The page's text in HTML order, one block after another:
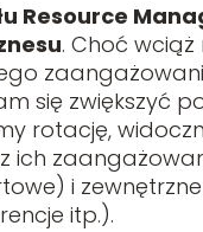
Resource
. Choć
się zwiększyć
rotację,
ich
i
itp.).